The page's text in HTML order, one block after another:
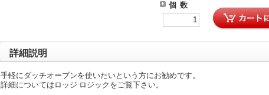
個 数
詳細説明
手軽にダッチオーブンを使いたいという方にお勧めです。
詳細についてはロッジ ロジックをご覧下さい。